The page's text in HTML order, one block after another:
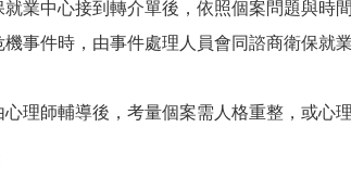
就業中心接到轉介單後，依照個案問題與時
機事件時，由事件處理人員會同諮商衛保就
心理師輔導後，考量個案需人格重整，或心